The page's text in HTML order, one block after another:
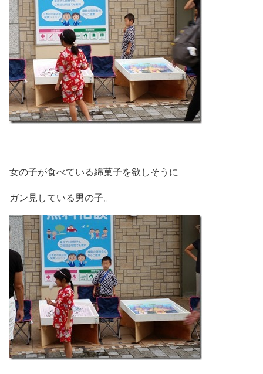
女の子が食べている綿菓子を欲しそうに
ガン見している男の子。